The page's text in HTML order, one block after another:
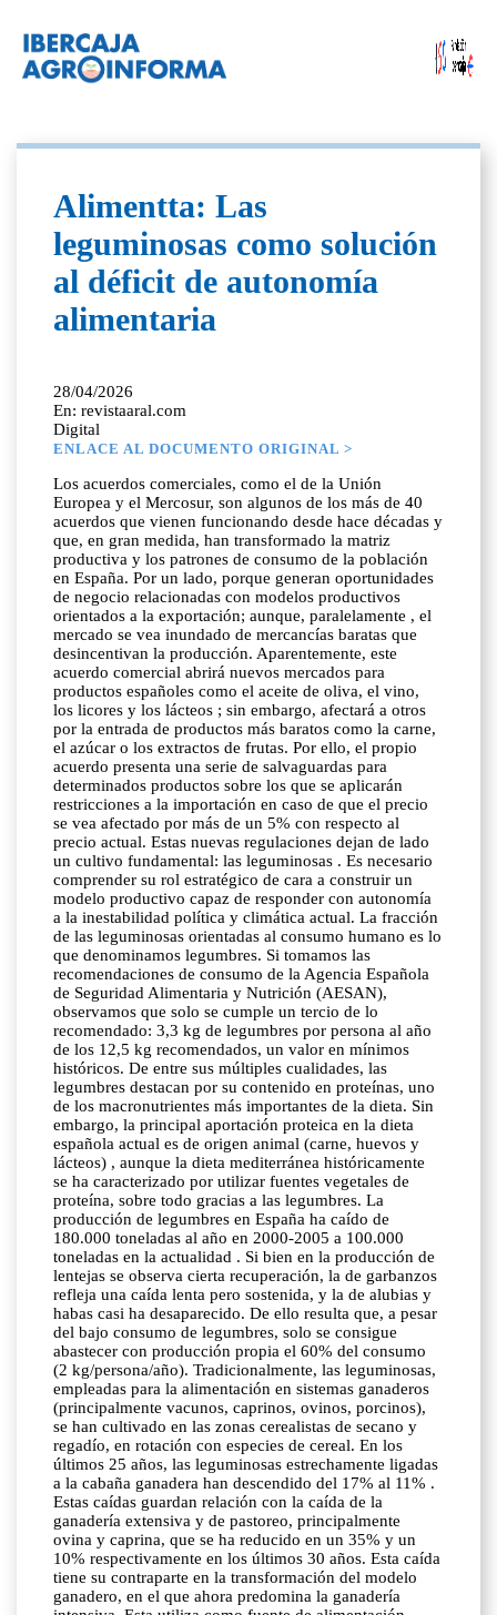
Alimentta: Las
leguminosas como solución
al déficit de autonomía
alimentaria
28/04/2026
En: revistaaral.com
Digital
ENLACE AL DOCUMENTO ORIGINAL >
Los acuerdos comerciales, como el de la Unión
Europea y el Mercosur, son algunos de los más de 40
acuerdos que vienen funcionando desde hace décadas y
que, en gran medida, han transformado la matriz
productiva y los patrones de consumo de la población
en España. Por un lado, porque generan oportunidades
de negocio relacionadas con modelos productivos
orientados a la exportación; aunque, paralelamente , el
mercado se vea inundado de mercancías baratas que
desincentivan la producción. Aparentemente, este
acuerdo comercial abrirá nuevos mercados para
productos españoles como el aceite de oliva, el vino,
los licores y los lácteos ; sin embargo, afectará a otros
por la entrada de productos más baratos como la carne,
el azúcar o los extractos de frutas. Por ello, el propio
acuerdo presenta una serie de salvaguardas para
determinados productos sobre los que se aplicarán
restricciones a la importación en caso de que el precio
se vea afectado por más de un 5% con respecto al
precio actual. Estas nuevas regulaciones dejan de lado
un cultivo fundamental: las leguminosas . Es necesario
comprender su rol estratégico de cara a construir un
modelo productivo capaz de responder con autonomía
a la inestabilidad política y climática actual. La fracción
de las leguminosas orientadas al consumo humano es lo
que denominamos legumbres. Si tomamos las
recomendaciones de consumo de la Agencia Española
de Seguridad Alimentaria y Nutrición (AESAN),
observamos que solo se cumple un tercio de lo
recomendado: 3,3 kg de legumbres por persona al año
de los 12,5 kg recomendados, un valor en mínimos
históricos. De entre sus múltiples cualidades, las
legumbres destacan por su contenido en proteínas, uno
de los macronutrientes más importantes de la dieta. Sin
embargo, la principal aportación proteica en la dieta
española actual es de origen animal (carne, huevos y
lácteos) , aunque la dieta mediterránea históricamente
se ha caracterizado por utilizar fuentes vegetales de
proteína, sobre todo gracias a las legumbres. La
producción de legumbres en España ha caído de
180.000 toneladas al año en 2000-2005 a 100.000
toneladas en la actualidad . Si bien en la producción de
lentejas se observa cierta recuperación, la de garbanzos
refleja una caída lenta pero sostenida, y la de alubias y
habas casi ha desaparecido. De ello resulta que, a pesar
del bajo consumo de legumbres, solo se consigue
abastecer con producción propia el 60% del consumo
(2 kg/persona/año). Tradicionalmente, las leguminosas,
empleadas para la alimentación en sistemas ganaderos
(principalmente vacunos, caprinos, ovinos, porcinos),
se han cultivado en las zonas cerealistas de secano y
regadío, en rotación con especies de cereal. En los
últimos 25 años, las leguminosas estrechamente ligadas
a la cabaña ganadera han descendido del 17% al 11% .
Estas caídas guardan relación con la caída de la
ganadería extensiva y de pastoreo, principalmente
ovina y caprina, que se ha reducido en un 35% y un
10% respectivamente en los últimos 30 años. Esta caída
tiene su contraparte en la transformación del modelo
ganadero, en el que ahora predomina la ganadería